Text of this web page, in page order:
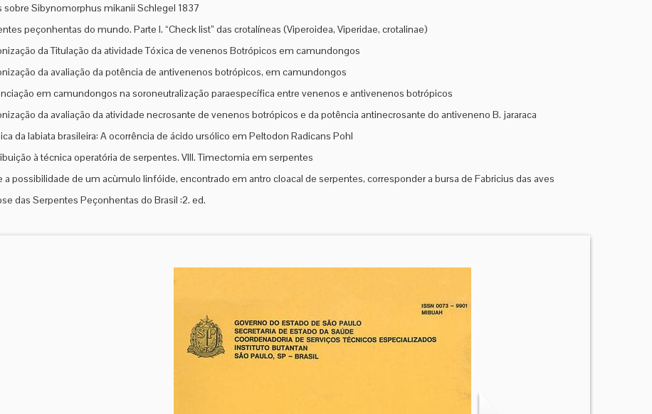
sobre Sibynomorphus mikanii Schlegel 1837
peçonhentas do mundo. Parte I. “Check list” das crotalíneas (Viperoidea, Viperidae, crotalinae)
da Titulação da atividade Tóxica de venenos Botrópicos em camundongos
da avaliação da potência de antivenenos botrópicos, em camundongos
em camundongos na soroneutralização paraespecífica entre venenos e antivenenos botrópicos
da avaliação da atividade necrosante de venenos botrópicos e da potência antinecrosante do antiveneno B. jararaca
da labiata brasileira: A ocorrência de ácido ursólico em Peltodon Radicans Pohl
à técnica operatória de serpentes. VIII. Timectomia em serpentes
a possibilidade de um acùmulo linfóide, encontrado em antro cloacal de serpentes, corresponder a bursa de Fabricius das aves
das Serpentes Peçonhentas do Brasil :2. ed.